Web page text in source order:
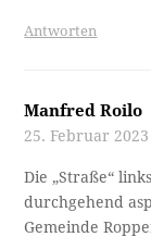
Antworten
Manfred Roilo
25. Februar
Die „Straße“
durchgehend
Gemeinde